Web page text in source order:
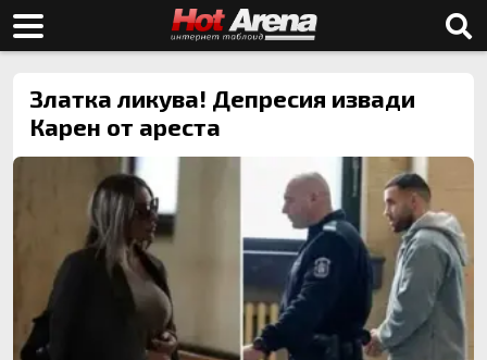
Златка ликува! Депресия извади
Карен от ареста